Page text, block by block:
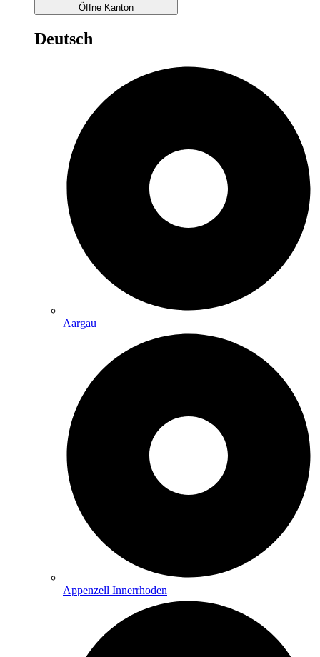
Öffne Kanton
Deutsch
Aargau
Appenzell Innerrhoden